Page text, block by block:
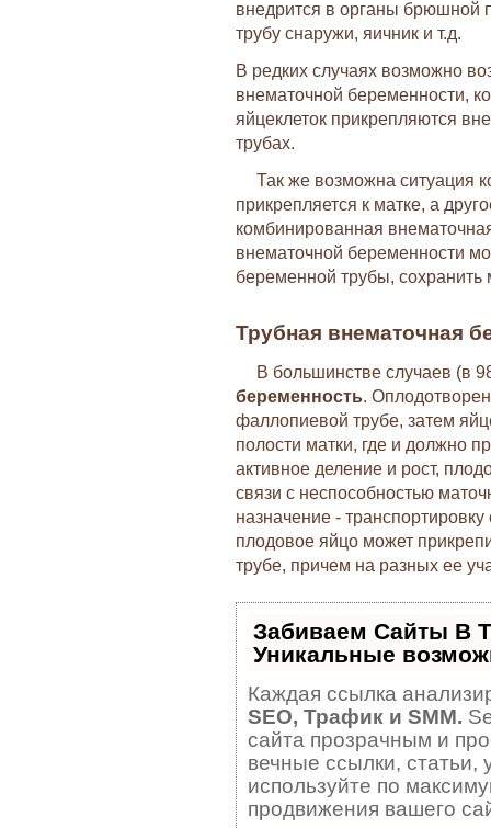
внедрится в органы брюшной
трубу снаружи, яичник и т.д.
В редких случаях возможно
внематочной беременности,
яйцеклеток прикрепляются
трубах.
Так же возможна ситуация
прикрепляется к матке, а
комбинированная
внематочной беременности
беременной трубы,
Трубная внематочная
В большинстве случаев (в
беременность.
фаллопиевой трубе, затем
полости матки, где и должно
активное деление и рост,
связи с неспособностью
назначение -
плодовое яйцо может
трубе, причем на разных ее
Забиваем Сайты В
Уникальные
Каждая ссылка
SEO, Трафик и SMM.
сайта прозрачным и
вечные ссылки, статьи,
используйте по
продвижения вашего